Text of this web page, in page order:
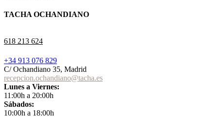
TACHA OCHANDIANO
618 213 624
+34 913 076 829
C/ Ochandiano 35, Madrid
recepcion.ochandiano@tacha.es
Lunes a Viernes:
11:00h a 20:00h
Sábados:
10:00h a 18:00h